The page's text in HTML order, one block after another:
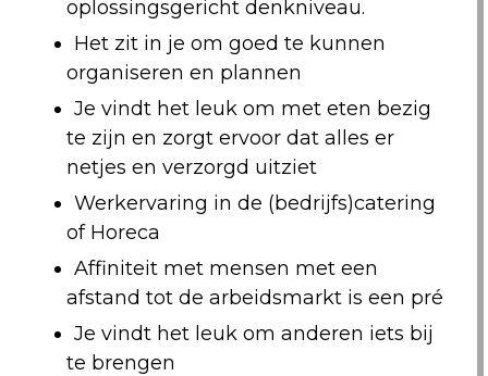
oplossingsgericht denkniveau.
Het zit in je om goed te kunnen
organiseren en plannen
Je vindt het leuk om met eten bezig
te zijn en zorgt ervoor dat alles er
netjes en verzorgd uitziet
Werkervaring in de (bedrijfs)catering
of Horeca
Affiniteit met mensen met een
afstand tot de arbeidsmarkt is een pré
Je vindt het leuk om anderen iets bij
te brengen